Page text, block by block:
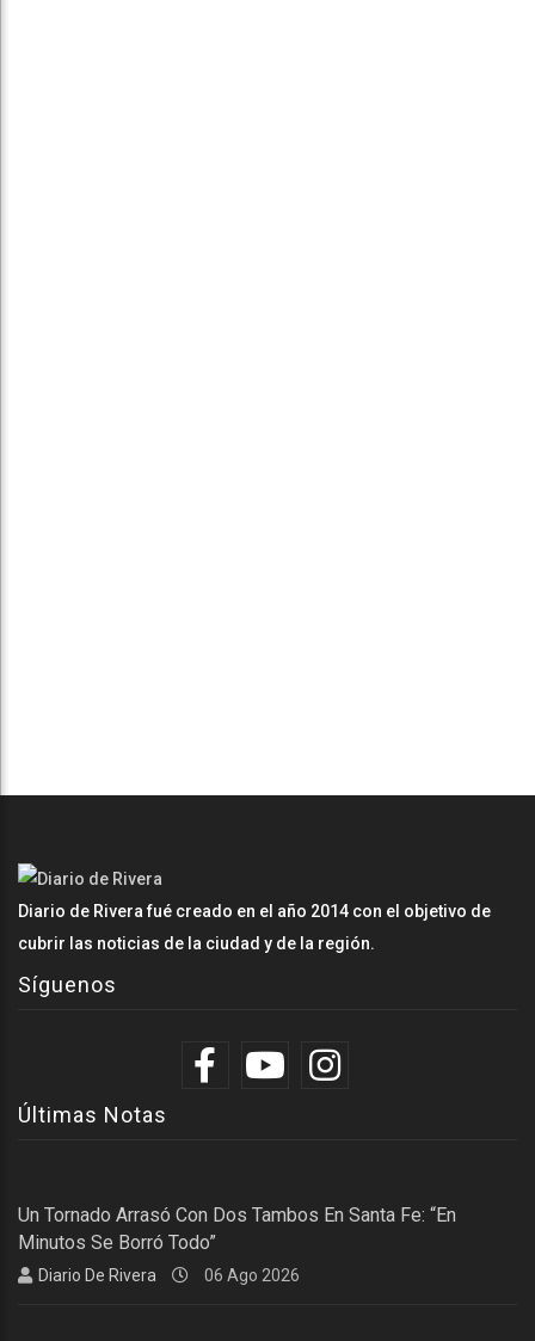
Diario de Rivera fué creado en el año 2014 con el objetivo de
cubrir las noticias de la ciudad y de la región.
Síguenos
Últimas Notas
Un Tornado Arrasó Con Dos Tambos En Santa Fe: “En
Minutos Se Borró Todo”
Diario De Rivera 06 Ago 2026